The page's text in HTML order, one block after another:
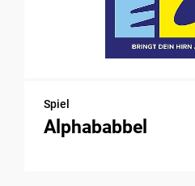
Spiel
Alphababbel